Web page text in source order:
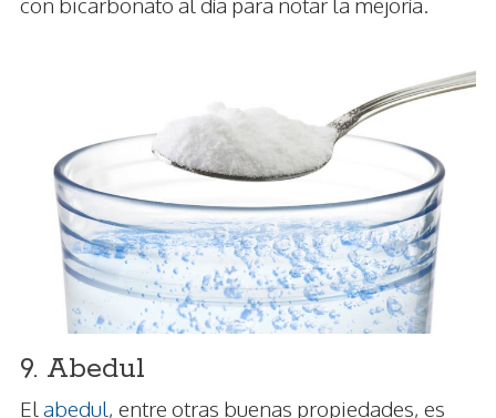
9. Abedul
El abedul, entre otras buenas propiedades, es